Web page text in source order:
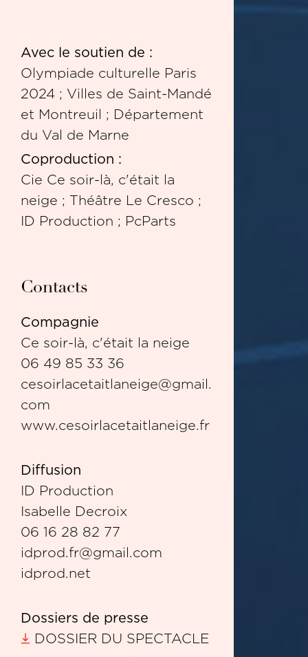
Avec le soutien de :
Olympiade culturelle Paris
2024 ; Villes de Saint-Mandé
et Montreuil ; Département
du Val de Marne
Coproduction :
Cie Ce soir-là, c'était la
neige ; Théâtre Le Cresco ;
ID Production ; PcParts
Contacts
Compagnie
Ce soir-là, c'était la neige
06 49 85 33 36
cesoirlacetaitlaneige@gmail.
com
www.cesoirlacetaitlaneige.fr
Diffusion
ID Production
Isabelle Decroix
06 16 28 82 77
idprod.fr@gmail.com
idprod.net
Dossiers de presse
DOSSIER DU SPECTACLE